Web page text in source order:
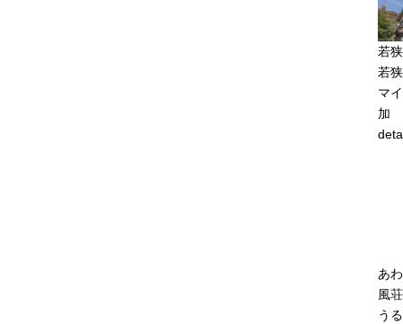
若
若
マ
加
あ
風荘
う